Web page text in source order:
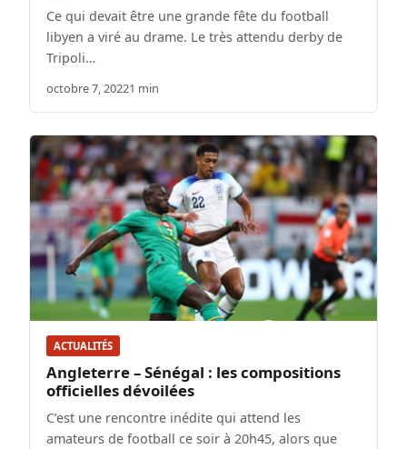
Ce qui devait être une grande fête du football
libyen a viré au drame. Le très attendu derby de
Tripoli…
octobre 7, 20221 min
ACTUALITÉS
Angleterre – Sénégal : les compositions
officielles dévoilées
C’est une rencontre inédite qui attend les
amateurs de football ce soir à 20h45, alors que